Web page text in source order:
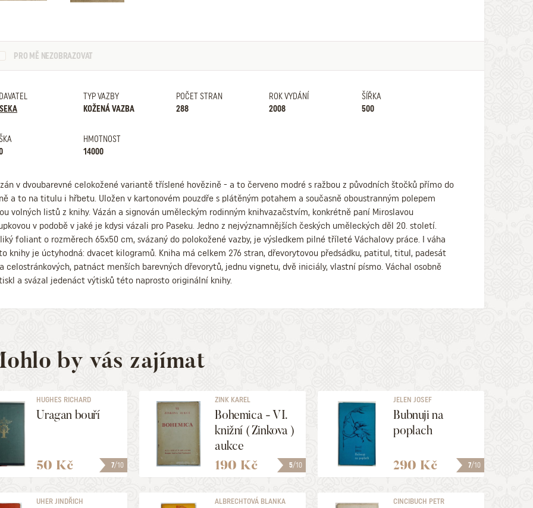
PRO MĚ NEZOBRAZOVAT
TYP VAZBY
KOŽENÁ VAZBA
POČET STRAN
288
ROK VYDÁNÍ
2008
ŠÍŘKA
500
HMOTNOST
14000
v dvoubarevné celokožené variantě tříslené hovězině - a to červeno modré s ražbou z původních štočků přímo do
a to na titulu i hřbetu. Uložen v kartonovém pouzdře s plátěným potahem a současně oboustranným polepem
volných listů z knihy. Vázán a signován uměleckým rodinným knihvazačstvím, konkrétně paní Miroslavou
v podobě v jaké je kdysi vázali pro Paseku. Jedno z nejvýznamnějších českých uměleckých děl 20. století.
foliant o rozměrech 65x50 cm, svázaný do polokožené vazby, je výsledkem pilné tříleté Váchalovy práce. I váha
knihy je úctyhodná: dvacet kilogramů. Kniha má celkem 276 stran, dřevorytovou předsádku, patitul, titul, padesát
celostránkových, patnáct menších barevných dřevorytů, jednu vignetu, dvě iniciály, vlastní písmo. Váchal osobně
a svázal jedenáct výtisků této naprosto originální knihy.
by vás zajímat
7/10
HUGHES RICHARD
Uragan bouří
50 Kč 5/10
ZINK KAREL
Bohemica - VI.
knižní ( Zinkova )
aukce
190 Kč 7/10
JELEN JOSEF
Bubnuji na
poplach
290 Kč
UHER JINDŘICH ALBRECHTOVÁ BLANKA CINCIBUCH PETR